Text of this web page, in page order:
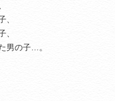
、
、
男の子…。